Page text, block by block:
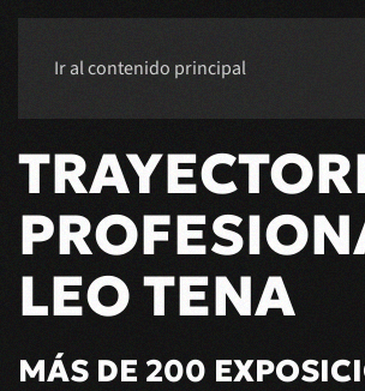
Ir al contenido principal
LEO TENA
MÁS DE 200